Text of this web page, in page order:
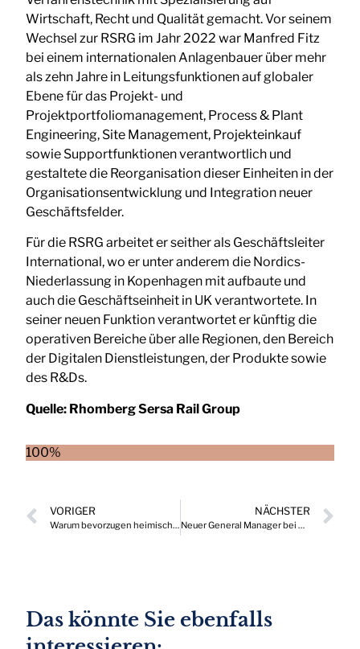
Wirtschaft, Recht und Qualität gemacht. Vor seinem
Wechsel zur RSRG im Jahr 2022 war Manfred Fitz
bei einem internationalen Anlagenbauer über mehr
als zehn Jahre in Leitungsfunktionen auf globaler
Ebene für das Projekt- und
Projektportfoliomanagement, Process & Plant
Engineering, Site Management, Projekteinkauf
sowie Supportfunktionen verantwortlich und
gestaltete die Reorganisation dieser Einheiten in der
Organisationsentwicklung und Integration neuer
Geschäftsfelder.
Für die RSRG arbeitet er seither als Geschäftsleiter
International, wo er unter anderem die Nordics-
Niederlassung in Kopenhagen mit aufbaute und
auch die Geschäftseinheit in UK verantwortete. In
seiner neuen Funktion verantwortet er künftig die
operativen Bereiche über alle Regionen, den Bereich
der Digitalen Dienstleistungen, der Produkte sowie
des R&Ds.
Quelle: Rhomberg Sersa Rail Group
100%
VORIGER
Warum bevorzugen heimische Führungskräfte belastbare Mitarbeitende?
NÄCHSTER
Neuer General Manager bei Black Diamond Equipment Europe
Das könnte Sie ebenfalls